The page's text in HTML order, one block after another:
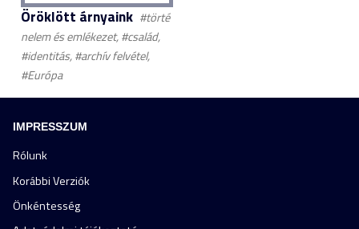
Öröklött árnyaink #törté
nelem és emlékezet, #család,
#identitás, #archív felvétel,
#Európa
IMPRESSZUM
Rólunk
Korábbi Verziók
Önkéntesség